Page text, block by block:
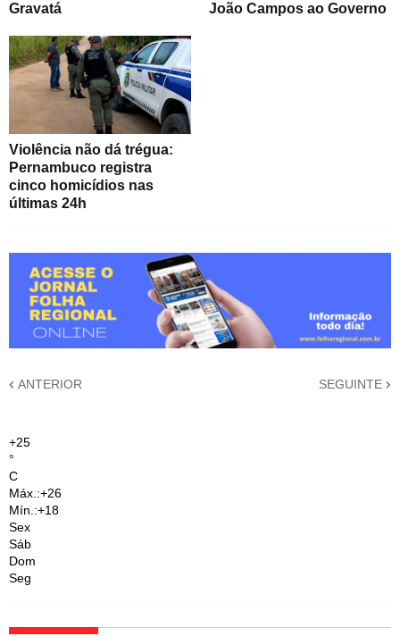
Gravatá
João Campos ao Governo
Violência não dá trégua:
Pernambuco registra
cinco homicídios nas
últimas 24h
ANTERIOR SEGUINTE
+25
°
C
Máx.:+26
Mín.:+18
Sex
Sáb
Dom
Seg